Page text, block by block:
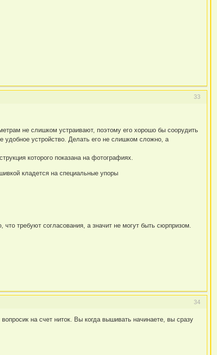
33
не слишком устраивают, поэтому его хорошо бы соорудить
удобное устройство. Делать его не слишком сложно, а
которого показана на фотографиях.
кладется на специальные упоры
требуют согласования, а значит не могут быть сюрпризом.
34
на счет ниток. Вы когда вышивать начинаете, вы сразу